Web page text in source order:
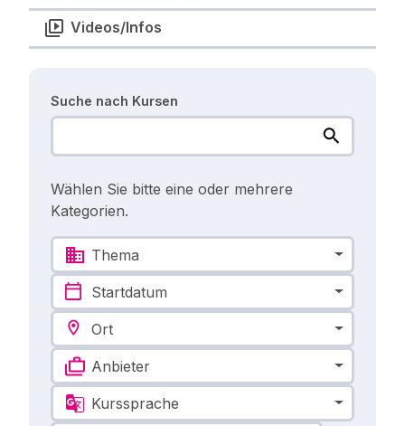
Videos/Infos
Suche nach Kursen
Wählen Sie bitte eine oder mehrere
Kategorien.
Thema
Startdatum
Ort
Anbieter
Kurssprache